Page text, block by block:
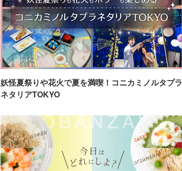
妖怪夏祭りや花火で夏を満喫！コニカミノルタプラ
ネタリアTOKYO